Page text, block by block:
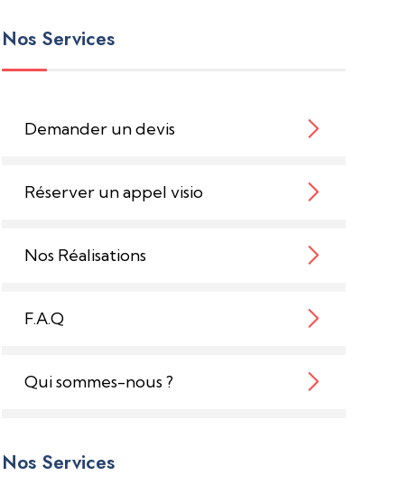
Nos Services
Demander un devis
Réserver un appel visio
Nos Réalisations
F.A.Q
Qui sommes-nous ?
Nos Services